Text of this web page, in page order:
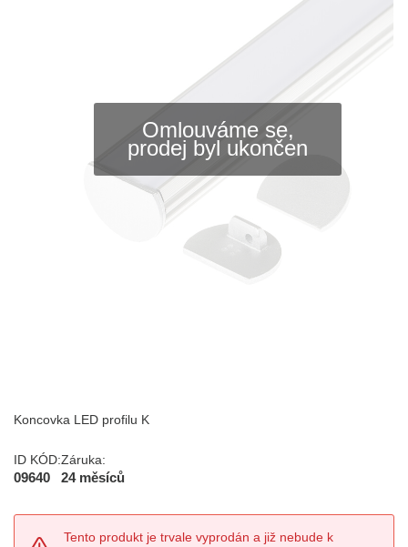
Omlouváme se,
prodej byl ukončen
Koncovka LED profilu K
ID KÓD:
09640
Záruka:
24 měsíců
Tento produkt je trvale vyprodán a již nebude k